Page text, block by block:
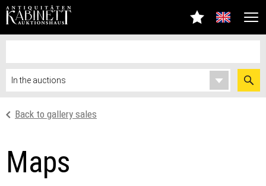
Back to gallery sales
Maps